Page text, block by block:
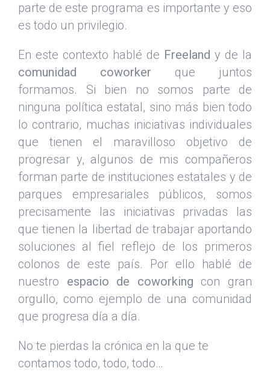
parte de este programa es importante y eso
es todo un privilegio.
En este contexto hablé de Freeland y de la
comunidad coworker que juntos
formamos. Si bien no somos parte de
ninguna política estatal, sino más bien todo
lo contrario, muchas iniciativas individuales
que tienen el maravilloso objetivo de
progresar y, algunos de mis compañeros
forman parte de instituciones estatales y de
parques empresariales públicos, somos
precisamente las iniciativas privadas las
que tienen la libertad de trabajar aportando
soluciones al fiel reflejo de los primeros
colonos de este país. Por ello hablé de
nuestro espacio de coworking con gran
orgullo, como ejemplo de una comunidad
que progresa día a día.
No te pierdas la crónica en la que te
contamos todo, todo, todo…